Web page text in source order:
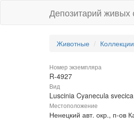
Депозитарий живых
Животные Коллекции
Номер экземпляра
R-4927
Вид
Luscinia Cyanecula
Местоположение
Ненецкий авт. окр., п-ов